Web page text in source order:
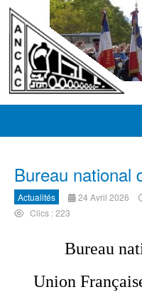
Bureau national
Actualités 24 Avril 2026
Clics : 223
Bureau
Union